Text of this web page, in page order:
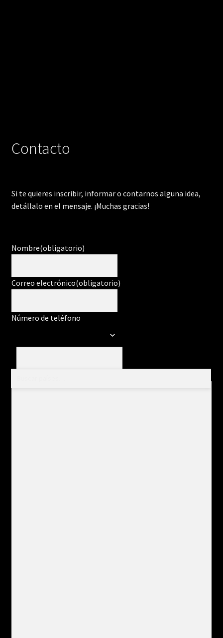
Contacto
Si te quieres inscribir, informar o contarnos alguna idea,
detállalo en el mensaje. ¡Muchas gracias!
Nombre(obligatorio)
Correo electrónico(obligatorio)
Número de teléfono